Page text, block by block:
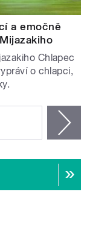
a emočně
Chlapec
o chlapci,